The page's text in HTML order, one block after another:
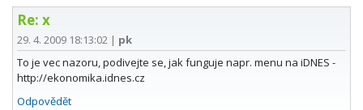
Re: x
29. 4. 2009 18:13:02 | pk
To je vec nazoru, podivejte se, jak funguje napr. menu na iDNES -
http://ekonomika.idnes.cz
Odpovědět